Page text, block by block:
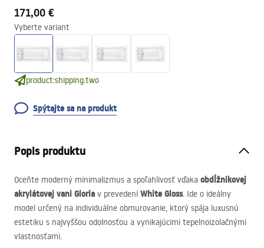
171,00 €
Vyberte variant
product:shipping.two
Spýtajte sa na produkt
Popis produktu
Oceňte moderný minimalizmus a spoľahlivosť vďaka obdĺžnikovej
akrylátovej vani Gloria v prevedení White Gloss. Ide o ideálny
model určený na individuálne obmurovanie, ktorý spája luxusnú
estetiku s najvyššou odolnosťou a vynikajúcimi tepelnoizolačnými
vlastnosťami.